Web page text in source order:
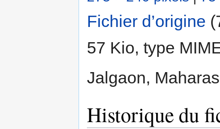
Fichier d’origine
57 Kio, type
Jalgaon,
Historique du